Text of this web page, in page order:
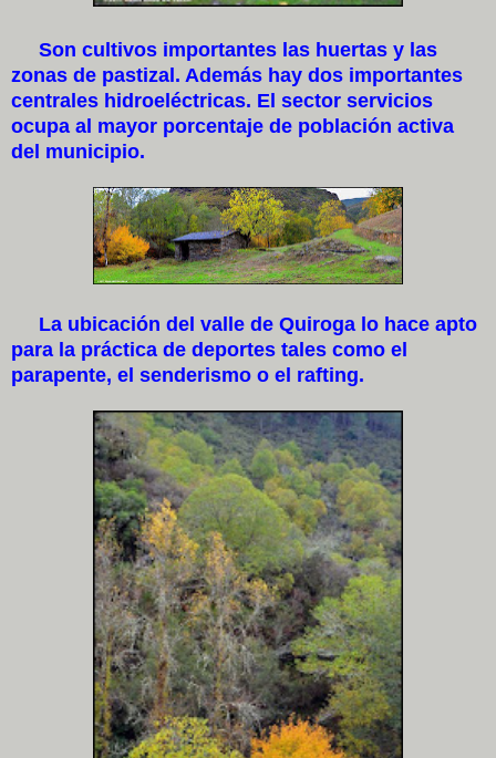
Son cultivos importantes las huertas y las
zonas de pastizal. Además hay dos importantes
centrales hidroeléctricas. El sector servicios
ocupa al mayor porcentaje de población activa
del municipio.
La ubicación del valle de Quiroga lo hace apto
para la práctica de deportes tales como el
parapente, el senderismo o el rafting.